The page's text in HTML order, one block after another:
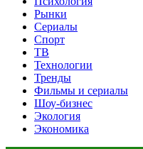
Рынки
Сериалы
Спорт
ТВ
Технологии
Тренды
Фильмы и сериалы
Шоу-бизнес
Экология
Экономика